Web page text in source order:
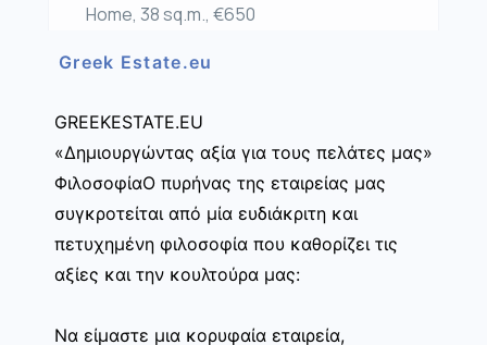
Home, 38 sq.m., €650
Greek Estate.eu
GREEKESTATE.EU
«Δημιουργώντας αξία για τους πελάτες μας»
ΦιλοσοφίαΟ πυρήνας της εταιρείας μας
συγκροτείται από μία ευδιάκριτη και
πετυχημένη φιλοσοφία που καθορίζει τις
αξίες και την κουλτούρα μας:
Να είμαστε μια κορυφαία εταιρεία,